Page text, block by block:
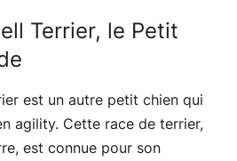
Terrier, le Petit
est un autre petit chien qui
agility. Cette race de terrier,
est connue pour son